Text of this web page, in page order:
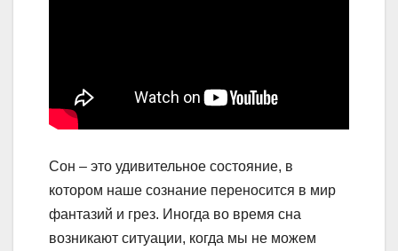
Сон – это удивительное состояние, в
котором наше сознание переносится в мир
фантазий и грез. Иногда во время сна
возникают ситуации, когда мы не можем